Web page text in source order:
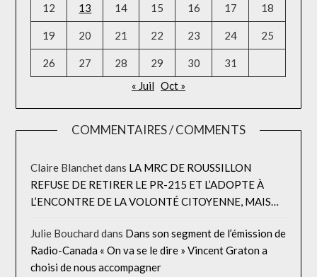
12 13 14 15 16 17 18
19 20 21 22 23 24 25
26 27 28 29 30
31
« Juil Oct »
COMMENTAIRES / COMMENTS
Claire Blanchetdans LA MRC DE ROUSSILLON
REFUSE DE RETIRER LE PR-215 ET L’ADOPTE À
L’ENCONTRE DE LA VOLONTÉ CITOYENNE, MAIS…
Julie Bouchard dans Dans son segment de l’émission de
Radio-Canada « On va se le dire » Vincent Graton a
choisi de nous accompagner